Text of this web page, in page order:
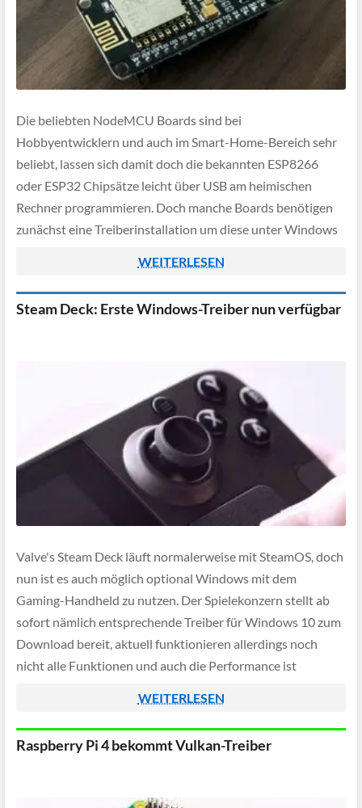
Die beliebten NodeMCU Boards sind bei
Hobbyentwicklern und auch im Smart-Home-Bereich sehr
beliebt, lassen sich damit doch die bekannten ESP8266
oder ESP32 Chipsätze leicht über USB am heimischen
Rechner programmieren. Doch manche Boards benötigen
zunächst eine Treiberinstallation um diese unter Windows
Anleitung zeigen wir euch deshalb, wie ihr […]
WEITERLESEN
Steam Deck: Erste Windows-Treiber nun verfügbar
Valve's Steam Deck läuft normalerweise mit SteamOS, doch
nun ist es auch möglich optional Windows mit dem
Gaming-Handheld zu nutzen. Der Spielekonzern stellt ab
sofort nämlich entsprechende Treiber für Windows 10 zum
Download bereit, aktuell funktionieren allerdings noch
nicht alle Funktionen und auch die Performance ist
WEITERLESEN
Raspberry Pi 4 bekommt Vulkan-Treiber